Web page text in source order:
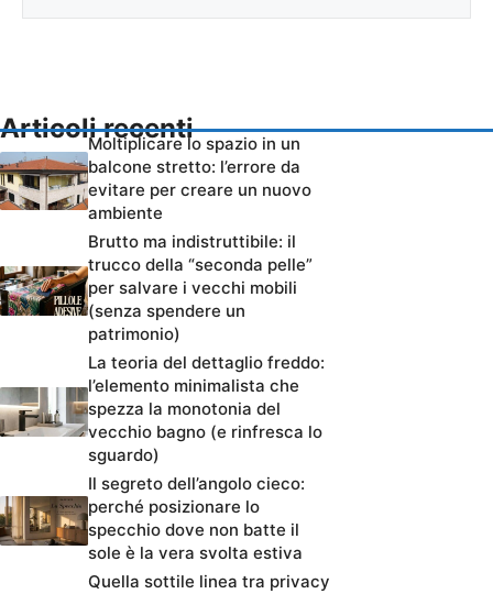
Articoli recenti
Moltiplicare lo spazio in un
balcone stretto: l’errore da
evitare per creare un nuovo
ambiente
Brutto ma indistruttibile: il
trucco della “seconda pelle”
per salvare i vecchi mobili
(senza spendere un
patrimonio)
La teoria del dettaglio freddo:
l’elemento minimalista che
spezza la monotonia del
vecchio bagno (e rinfresca lo
sguardo)
Il segreto dell’angolo cieco:
perché posizionare lo
specchio dove non batte il
sole è la vera svolta estiva
Quella sottile linea tra privacy